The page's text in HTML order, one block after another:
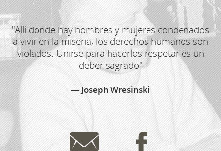
"Allí donde hay hombres y mujeres condenados
a vivir en la miseria, los derechos humanos son
violados. Unirse para hacerlos respetar es un
deber sagrado"
Joseph Wresinski